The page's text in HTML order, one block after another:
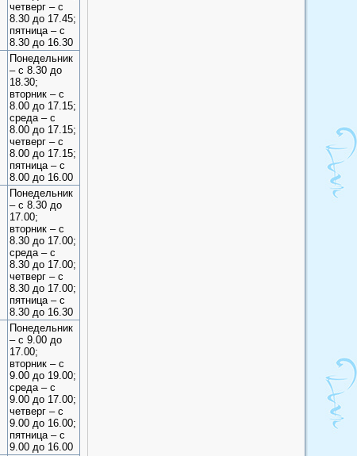
четверг – с
8.30 до 17.45;
пятница – с
8.30 до 16.30
Понедельник
– с 8.30 до
18.30;
вторник – с
8.00 до 17.15;
среда – с
8.00 до 17.15;
четверг – с
8.00 до 17.15;
пятница – с
8.00 до 16.00
Понедельник
– с 8.30 до
17.00;
вторник – с
8.30 до 17.00;
среда – с
8.30 до 17.00;
четверг – с
8.30 до 17.00;
пятница – с
8.30 до 16.30
Понедельник
– с 9.00 до
17.00;
вторник – с
9.00 до 19.00;
среда – с
9.00 до 17.00;
четверг – с
9.00 до 16.00;
пятница – с
9.00 до 16.00